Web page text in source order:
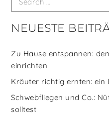
for:
NEUESTE
Zu Hause entspannen:
einrichten
Kräuter richtig ernten:
Schwebfliegen und Co.:
solltest